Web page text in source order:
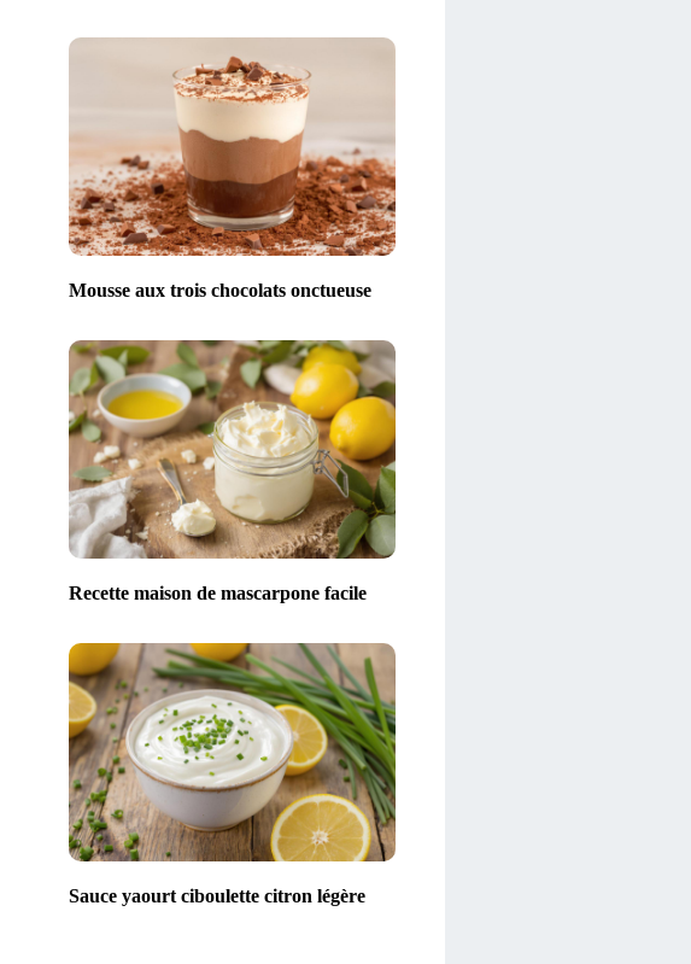
Mousse aux trois chocolats onctueuse
Recette maison de mascarpone facile
Sauce yaourt ciboulette citron légère